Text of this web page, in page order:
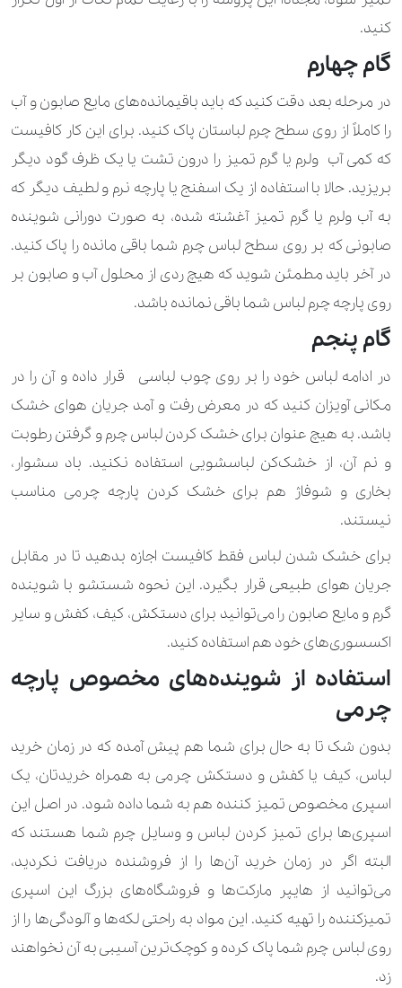
کنید.
گام چهارم
در مرحله بعد دقت کنید که باید باقیمانده‌های مایع صابون و آب
را کاملاً از روی سطح چرم لباستان پاک کنید. برای این کار کافیست
که کمی آب ولرم یا گرم تمیز را درون تشت یا یک ظرف گود دیگر
بریزید. حالا با استفاده از یک اسفنج یا پارچه نرم و لطیف دیگر که
به آب ولرم یا گرم تمیز آغشته شده، به صورت دورانی شوینده
صابونی که بر روی سطح لباس چرم شما باقی مانده را پاک کنید.
در آخر باید مطمئن شوید که هیچ ردی از محلول آب و صابون بر
روی پارچه چرم لباس شما باقی نمانده باشد.
گام پنجم
در ادامه لباس خود را بر روی چوب لباسی قرار داده و آن را در
مکانی آویزان کنید که در معرض رفت و آمد جریان هوای خشک
باشد. به هیچ عنوان برای خشک کردن لباس چرم و گرفتن رطوبت
و نم آن، از خشک‌کن لباسشویی استفاده نکنید. باد سشوار،
بخاری و شوفاژ هم برای خشک کردن پارچه چرمی مناسب
نیستند.
برای خشک شدن لباس فقط کافیست اجازه بدهید تا در مقابل
جریان هوای طبیعی قرار بگیرد. این نحوه شستشو با شوینده
گرم و مایع صابون را می‌توانید برای دستکش، کیف، کفش و سایر
اکسسوری‌های خود هم استفاده کنید.
استفاده از شوینده‌های مخصوص پارچه
چرمی
بدون شک تا به حال برای شما هم پیش آمده که در زمان خرید
لباس، کیف یا کفش و دستکش چرمی به همراه خریدتان، یک
اسپری مخصوص تمیز کننده هم به شما داده ‌شود. در اصل این
اسپری‌ها برای تمیز کردن لباس و وسایل چرم شما هستند که
البته اگر در زمان خرید آن‌ها را از فروشنده دریافت نکردید،
می‌توانید از هایپر مارکت‌ها و فروشگاه‌های بزرگ این اسپری
تمیزکننده را تهیه کنید. این مواد به راحتی لکه‌ها و آلودگی‌ها را از
روی لباس چرم شما پاک کرده و کوچک‌ترین آسیبی به آن نخواهند
زد.